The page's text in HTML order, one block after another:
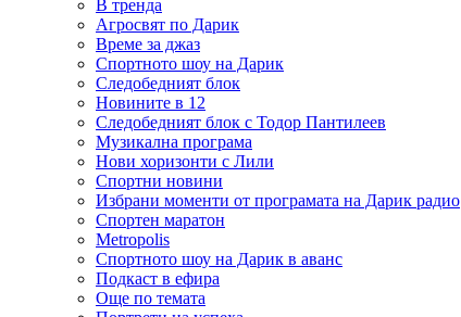
В тренда
Агросвят по Дарик
Време за джаз
Спортното шоу на Дарик
Следобедният блок
Новините в 12
Следобедният блок с Тодор Пантилеев
Музикална програма
Нови хоризонти с Лили
Спортни новини
Избрани моменти от програмата на Дарик радио
Спортен маратон
Metropolis
Спортното шоу на Дарик в аванс
Подкаст в ефира
Още по темата